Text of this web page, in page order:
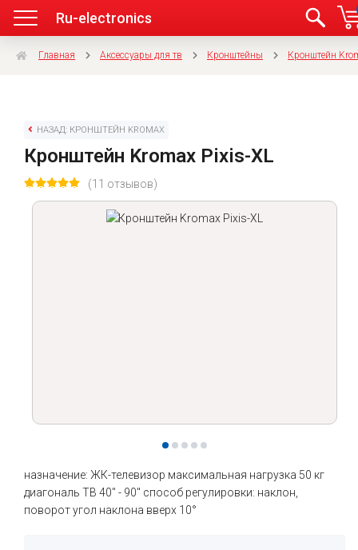
Ru-electronics
Главная Аксессуары для тв Кронштейны Кронштейн
НАЗАД: КРОНШТЕЙН KROMAX
Кронштейн Kromax Pixis-XL
(11 отзывов)
назначение: ЖК-телевизор максимальная нагрузка 50 кг
диагональ ТВ 40" - 90" способ регулировки: наклон,
поворот угол наклона вверх 10°